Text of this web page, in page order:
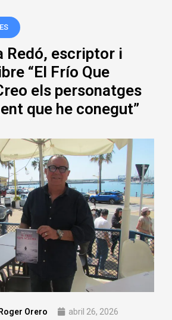
Redó, escriptor i
“El Frío Que
els personatges
que he conegut”
Orero
abril 26, 2026